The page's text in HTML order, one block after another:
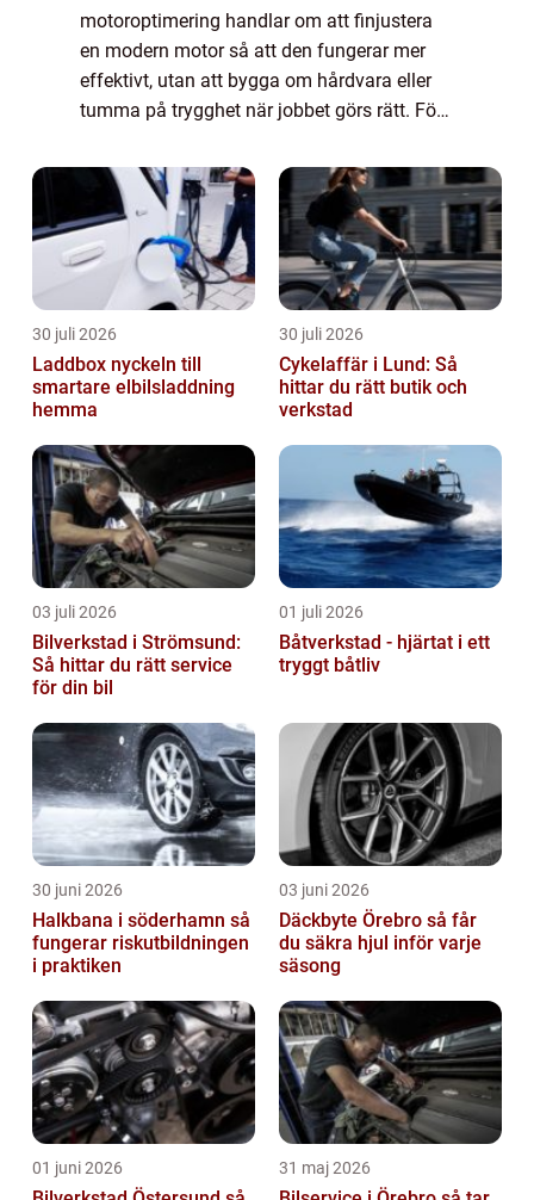
motoroptimering handlar om att finjustera
en modern motor så att den fungerar mer
effektivt, utan att bygga om hårdvara eller
tumma på trygghet när jobbet görs rätt. För
respons och ofta lägre bränsleförbruk...
30 juli 2026
Laddbox nyckeln till
smartare elbilsladdning
hemma
30 juli 2026
Cykelaffär i Lund: Så
hittar du rätt butik och
verkstad
03 juli 2026
Bilverkstad i Strömsund:
Så hittar du rätt service
för din bil
01 juli 2026
Båtverkstad - hjärtat i ett
tryggt båtliv
30 juni 2026
Halkbana i söderhamn så
fungerar riskutbildningen
i praktiken
03 juni 2026
Däckbyte Örebro så får
du säkra hjul inför varje
säsong
01 juni 2026 31 maj 2026